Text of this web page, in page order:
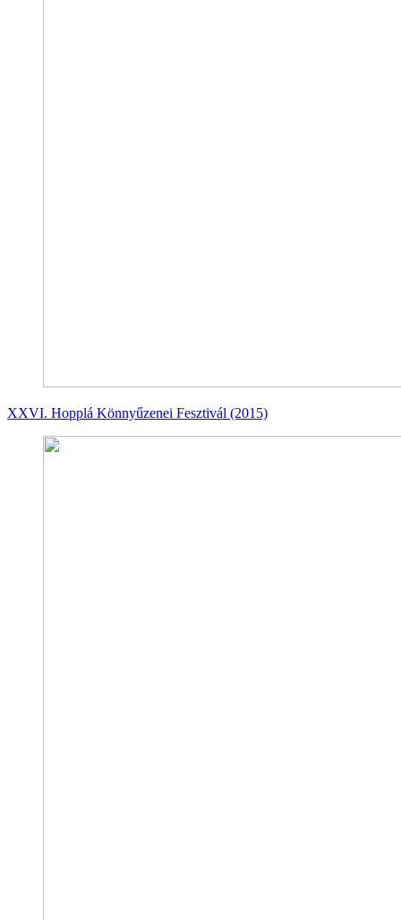
XXVI. Hopplá Könnyűzenei Fesztivál (2015)